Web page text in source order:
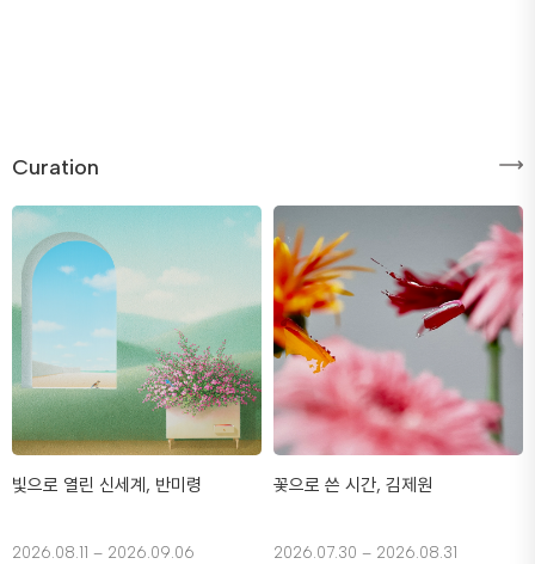
Curation
빛으로 열린 신세계, 반미령
2026.08.11 – 2026.09.06
꽃으로 쓴 시간, 김제원
2026.07.30 – 2026.08.31